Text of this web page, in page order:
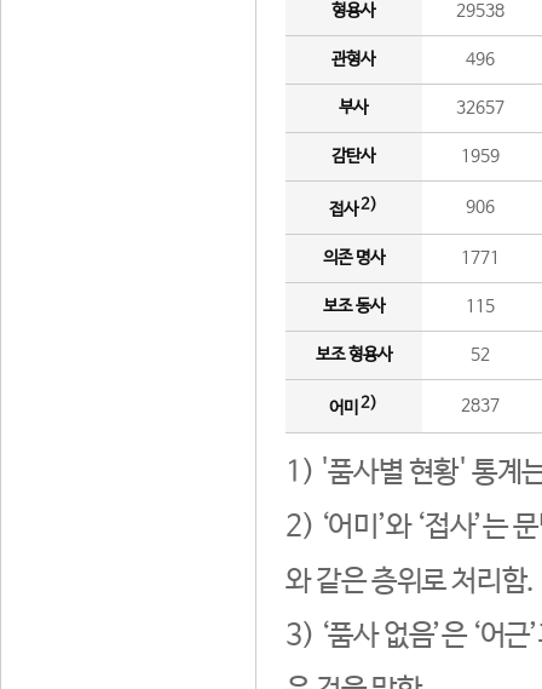
형용사 29538
관형사 496
부사 32657
감탄사 1959
접사2) 906
의존 명사 1771
보조 동사 115
보조 형용사 52
어미 2) 2837
1) '품사별 현황' 통계
2) ‘어미’와 ‘접사’는
와 같은 층위로 처리함.
3) ‘품사 없음’은 ‘어